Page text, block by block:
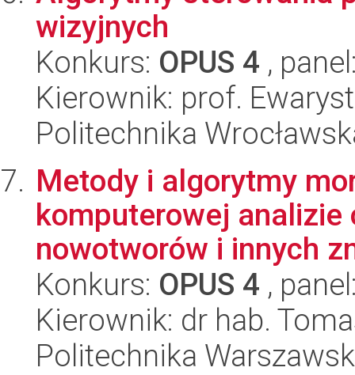
wizyjnych
Konkurs: OPUS 4 ,
Kierownik: prof.
Politechnika
Metody i algorytmy
komputerowej
nowotworów i innych
Konkurs: OPUS 4 ,
Kierownik: dr hab.
Politechnika